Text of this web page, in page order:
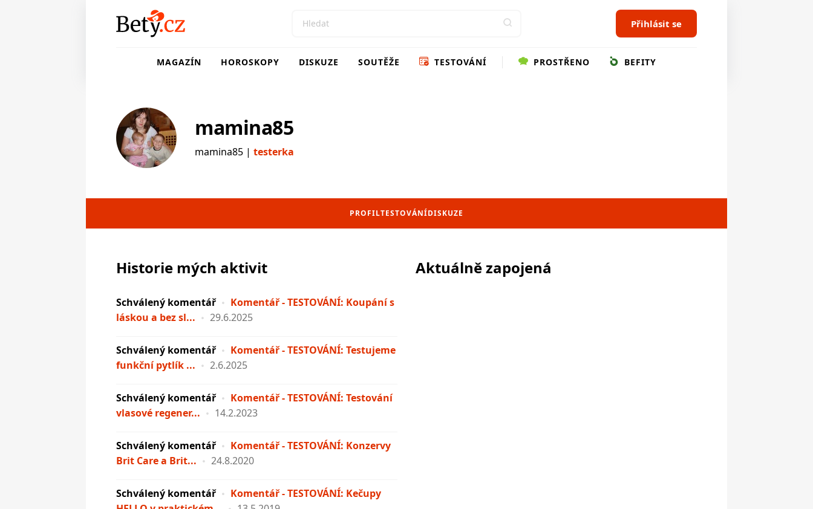
Přihlásit se
MAGAZÍN HOROSKOPY DISKUZE SOUTĚŽE TESTOVÁNÍ PROSTŘENO BEFITY
mamina85
mamina85 | testerka
PROFILTESTOVÁNÍDISKUZE
Historie mých aktivit
Schválený komentář
Komentář - TESTOVÁNÍ: Koupání s
láskou a bez sl...
29.6.2025
Schválený komentář
Komentář - TESTOVÁNÍ: Testujeme
funkční pytlík ...
2.6.2025
Schválený komentář
Komentář - TESTOVÁNÍ: Testování
vlasové regener...
14.2.2023
Schválený komentář
Komentář - TESTOVÁNÍ: Konzervy
Brit Care a Brit...
24.8.2020
Schválený komentář
Komentář - TESTOVÁNÍ: Kečupy
Aktuálně zapojená